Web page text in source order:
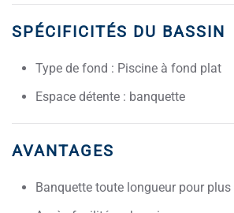
SPÉCIFICITÉS DU BASSIN
Type de fond : Piscine à fond plat
Espace détente : banquette
AVANTAGES
Banquette toute longueur pour plus